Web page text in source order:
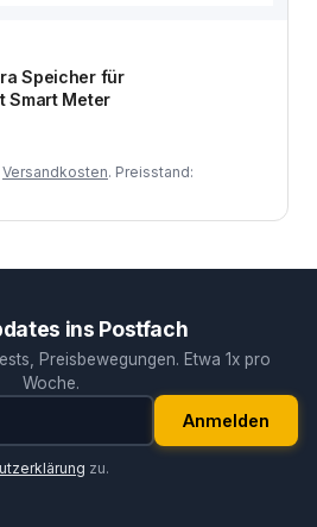
Speicher für
Smart Meter
Versandkosten. Preisstand:
ins Postfach
Preisbewegungen. Etwa 1x pro
Woche.
Anmelden
zu.